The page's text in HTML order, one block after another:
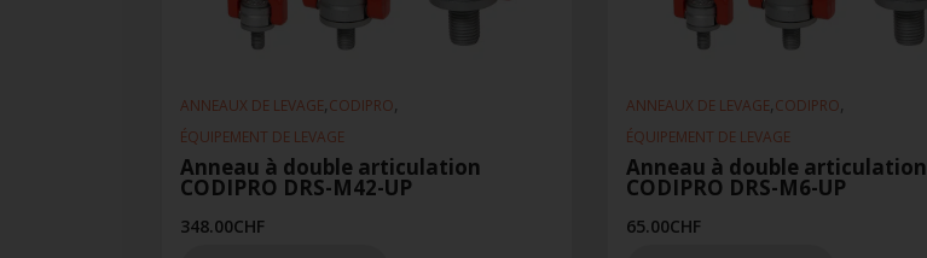
ANNEAUX DE LEVAGE,CODIPRO,
ÉQUIPEMENT DE LEVAGE
Anneau à double articulation
CODIPRO DRS-M42-UP
348.00CHF
ANNEAUX DE LEVAGE,CODIPRO,
ÉQUIPEMENT DE LEVAGE
Anneau à double articulation
CODIPRO DRS-M6-UP
65.00CHF